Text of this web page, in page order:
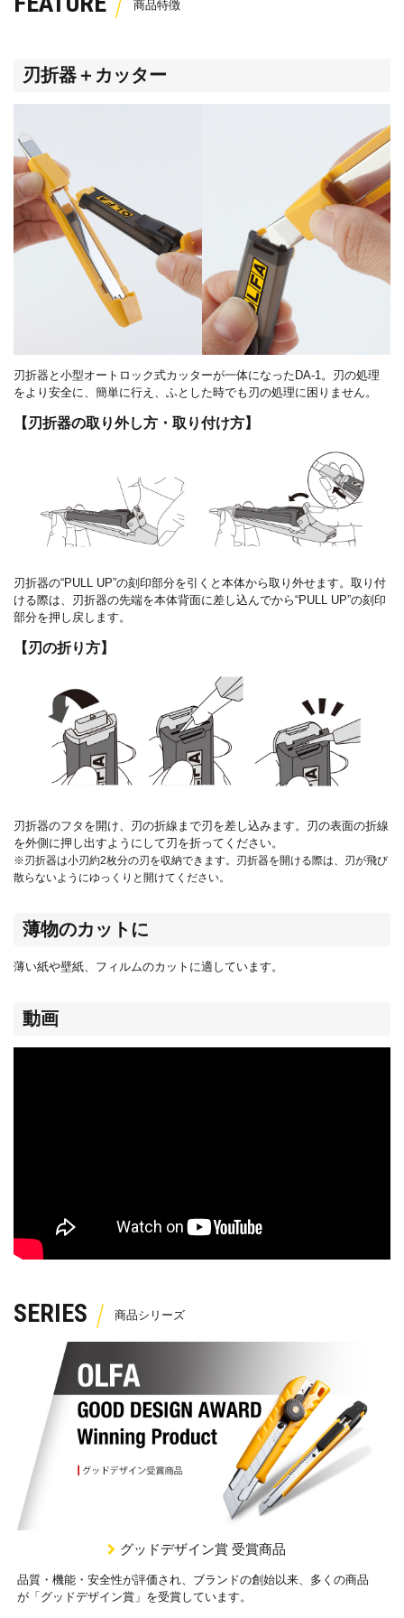
刃折器＋カッター
刃折器と小型オートロック式カッターが一体になった DA-1。刃の処理
をより安全に、簡単に行え、ふとした時でも刃の処理に困りません。
【刃折器の取り外し方・取り付け方】
刃折器の“PULL UP”の刻印部分を引くと本体から取り外せます。取り付
ける際は、刃折器の先端を本体背面に差し込んでから“PULL UP”の刻印
部分を押し戻します。
【刃の折り方】
刃折器のフタを開け、刃の折線まで刃を差し込みます。刃の表面の折線
を外側に押し出すようにして刃を折ってください。
※刃折器は小刃約2枚分の刃を収納できます。刃折器を開ける際は、刃が飛び
散らないようにゆっくりと開けてください。
薄物のカットに
薄い紙や壁紙、フィルムのカットに適しています。
動画
SERIES
グッドデザイン賞 受賞商品
品質・機能・安全性が評価され、ブランドの創始以来、多くの商品
が「グッドデザイン賞」を受賞しています。